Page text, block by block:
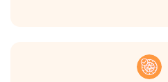
Vid körning i över 50km/h brukar